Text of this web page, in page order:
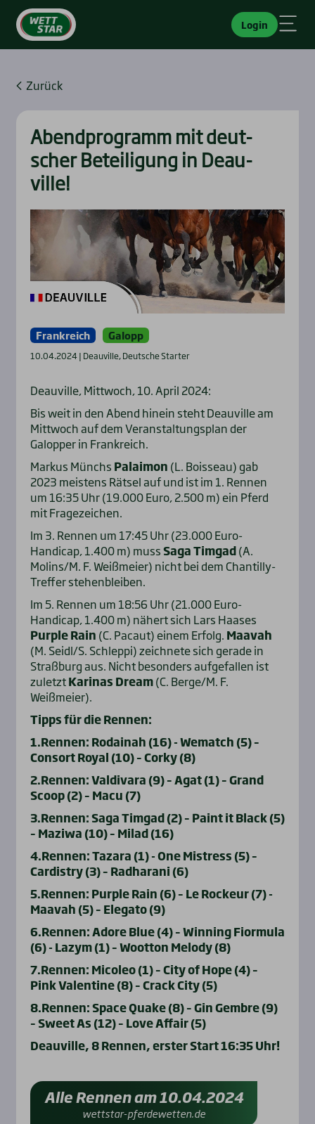
Login
Zurück
Abend­pro­gramm mit deut­
scher Betei­li­gung in Deau­
ville!
Frankreich Galopp
10.04.2024 | Deauville, Deutsche Starter
Deauville, Mittwoch, 10. April 2024:
Bis weit in den Abend hinein steht Deauville am
Mittwoch auf dem Veranstaltungsplan der
Galopper in Frankreich.
Markus Münchs Palaimon (L. Boisseau) gab
2023 meistens Rätsel auf und ist im 1. Rennen
um 16:35 Uhr (19.000 Euro, 2.500 m) ein Pferd
mit Fragezeichen.
Im 3. Rennen um 17:45 Uhr (23.000 Euro-
Handicap, 1.400 m) mussSaga Timgad(A.
Molins/M. F. Weißmeier) nicht bei dem Chantilly-
Treffer stehenbleiben.
Im 5. Rennen um 18:56 Uhr (21.000 Euro-
Handicap, 1.400 m) nähert sich Lars Haases
Purple Rain (C. Pacaut) einem Erfolg. Maavah
(M. Seidl/S. Schleppi) zeichnete sich gerade in
Straßburg aus. Nicht besonders aufgefallen ist
zuletztKarinas Dream(C. Berge/M. F.
Weißmeier).
Tipps für die Rennen:
1.Rennen: Rodainah (16) - Wematch (5) –
Consort Royal (10) – Corky (8)
2.Rennen: Valdivara (9) – Agat (1) – Grand
Scoop (2) – Macu (7)
3.Rennen: Saga Timgad (2) – Paint it Black (5)
– Maziwa (10) – Milad (16)
4.Rennen: Tazara (1) - One Mistress (5) –
Cardistry (3) – Radharani (6)
5.Rennen: Purple Rain (6) – Le Rockeur (7) -
Maavah (5) – Elegato (9)
6.Rennen: Adore Blue (4) – Winning Fiormula
(6) - Lazym (1) – Wootton Melody (8)
7.Rennen: Micoleo (1) – City of Hope (4) –
Pink Valentine (8) – Crack City (5)
8.Rennen: Space Quake (8) – Gin Gembre (9)
– Sweet As (12) – Love Affair (5)
Deauville, 8 Rennen, erster Start 16:35 Uhr!
Alle Rennen am 10.04.2024
wettstar-pferdewetten.de